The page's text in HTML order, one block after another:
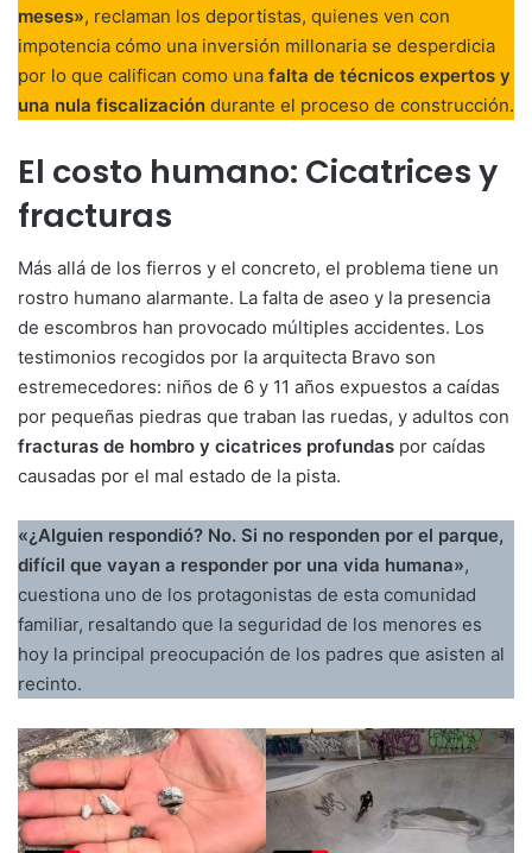
meses», reclaman los deportistas, quienes ven con
impotencia cómo una inversión millonaria se desperdicia
por lo que califican como una falta de técnicos expertos y
una nula fiscalización durante el proceso de construcción.
El costo humano: Cicatrices y
fracturas
Más allá de los fierros y el concreto, el problema tiene un
rostro humano alarmante. La falta de aseo y la presencia
de escombros han provocado múltiples accidentes. Los
testimonios recogidos por la arquitecta Bravo son
estremecedores: niños de 6 y 11 años expuestos a caídas
por pequeñas piedras que traban las ruedas, y adultos con
fracturas de hombro y cicatrices profundas por caídas
causadas por el mal estado de la pista.
«¿Alguien respondió? No. Si no responden por el parque,
difícil que vayan a responder por una vida humana»,
cuestiona uno de los protagonistas de esta comunidad
familiar, resaltando que la seguridad de los menores es
hoy la principal preocupación de los padres que asisten al
recinto.